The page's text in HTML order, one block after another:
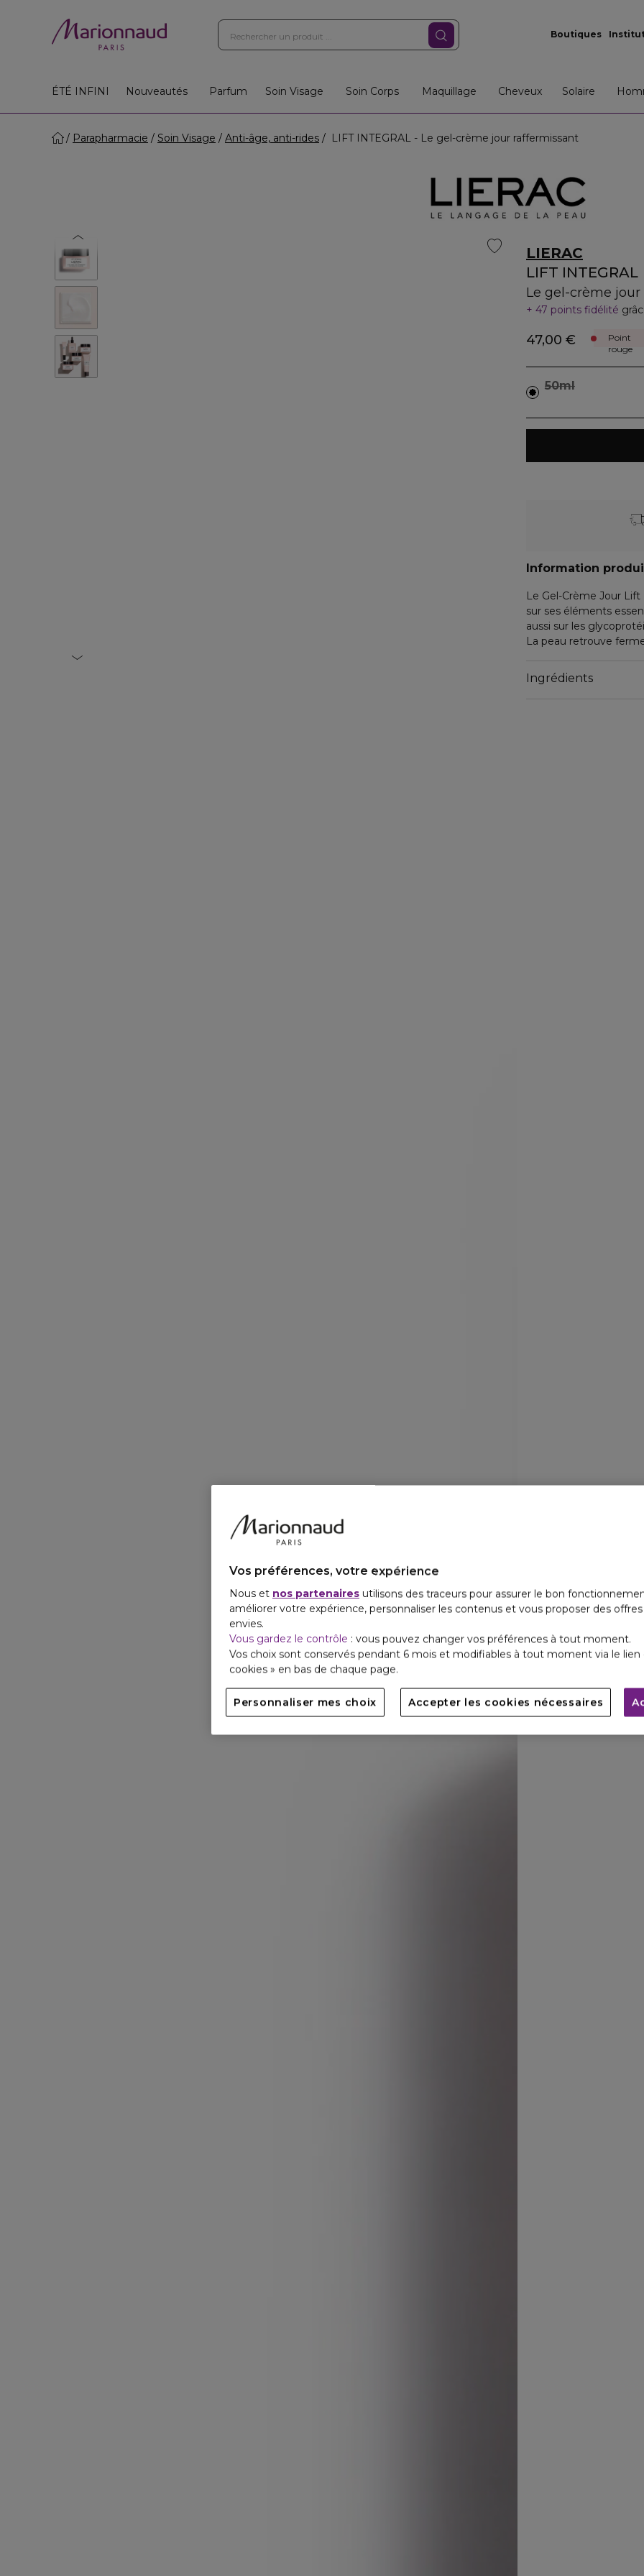
Boutiques
ÉTÉ INFINI Nouveautés Parfum Soin Visage Soin Corps Maquillage Cheveux Solaire
Parapharmacie Soin Visage Anti-âge, anti-rides LIFT INTEGRAL - Le gel-crème jour raffermissant
LIERAC
LIFT INTEGRAL
Le gel-crème
47 points fidélité
47,00 €
Point
rouge
50ml
Information
Le Gel-Crème Jour
sur ses éléments
aussi sur les
La peau retrouve
Raffermissant offre un
sensation peau nue.
Ingrédients
Vos préférences, votre expérience
Nous et nos partenaires utilisons des traceurs pour assurer le bon
améliorer votre expérience, personnaliser les contenus et vous proposer des
envies.
Vous gardez le contrôle : vous pouvez changer vos préférences à tout moment.
Vos choix sont conservés pendant 6 mois et modifiables à tout moment via le lien
cookies » en bas de chaque page.
Personnaliser mes choix Accepter les cookies nécessaires